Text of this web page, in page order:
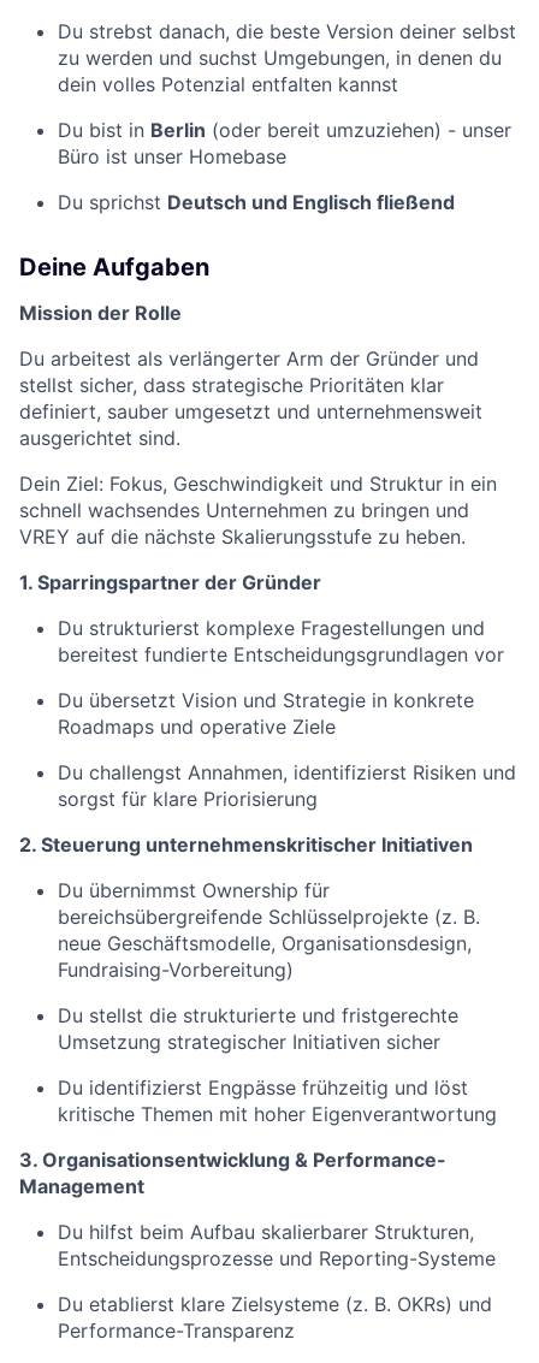
Du strebst danach, die beste Version deiner selbst
zu werden und suchst Umgebungen, in denen du
dein volles Potenzial entfalten kannst
Du bist in Berlin (oder bereit umzuziehen) - unser
Büro ist unser Homebase
Du sprichst Deutsch und Englisch fließend
Deine Aufgaben
Mission der Rolle
Du arbeitest als verlängerter Arm der Gründer und
stellst sicher, dass strategische Prioritäten klar
definiert, sauber umgesetzt und unternehmensweit
ausgerichtet sind.
Dein Ziel: Fokus, Geschwindigkeit und Struktur in ein
schnell wachsendes Unternehmen zu bringen und
VREY auf die nächste Skalierungsstufe zu heben.
1. Sparringspartner der Gründer
Du strukturierst komplexe Fragestellungen und
bereitest fundierte Entscheidungsgrundlagen vor
Du übersetzt Vision und Strategie in konkrete
Roadmaps und operative Ziele
Du challengst Annahmen, identifizierst Risiken und
sorgst für klare Priorisierung
2. Steuerung unternehmenskritischer Initiativen
Du übernimmst Ownership für
bereichsübergreifende Schlüsselprojekte (z. B.
neue Geschäftsmodelle, Organisationsdesign,
Fundraising-Vorbereitung)
Du stellst die strukturierte und fristgerechte
Umsetzung strategischer Initiativen sicher
Du identifizierst Engpässe frühzeitig und löst
kritische Themen mit hoher Eigenverantwortung
3. Organisationsentwicklung & Performance-
Management
Du hilfst beim Aufbau skalierbarer Strukturen,
Entscheidungsprozesse und Reporting-Systeme
Du etablierst klare Zielsysteme (z. B. OKRs) und
Performance-Transparenz